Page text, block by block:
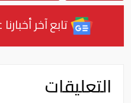
تابع آخر
التعليقات